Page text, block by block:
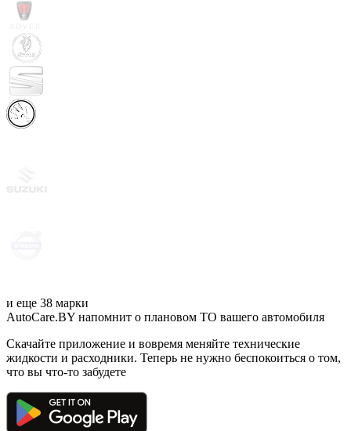
и еще 38 марки
AutoCare.BY напомнит о плановом ТО вашего автомобиля
Скачайте приложение и вовремя меняйте технические
жидкости и расходники. Теперь не нужно беспокоиться о том,
что вы что-то забудете